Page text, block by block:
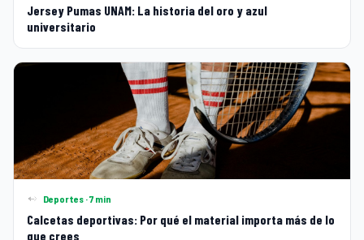
Jersey Pumas UNAM: La historia del oro y azul
universitario
Deportes · 7 min
Calcetas deportivas: Por qué el material importa más de lo
que crees